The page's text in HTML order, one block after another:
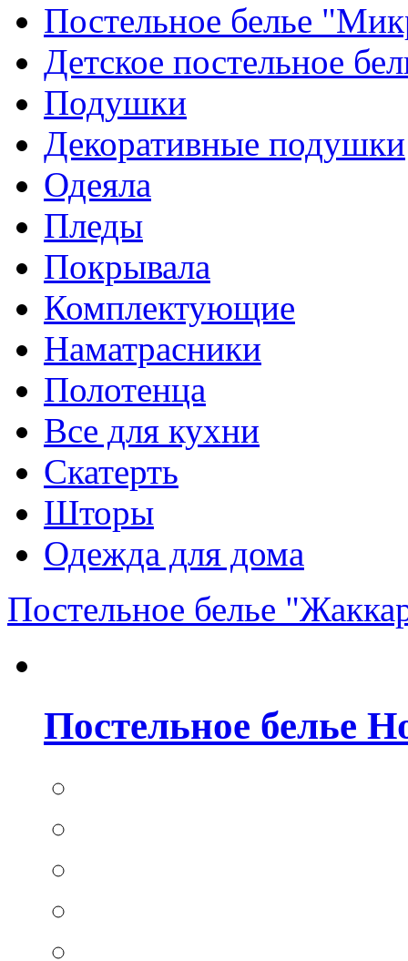
Постельное белье
Детское постельное
Подушки
Декоративные подушки
Одеяла
Пледы
Покрывала
Комплектующие
Наматрасники
Полотенца
Все для кухни
Скатерть
Шторы
Одежда для дома
Постельное белье
Постельное белье